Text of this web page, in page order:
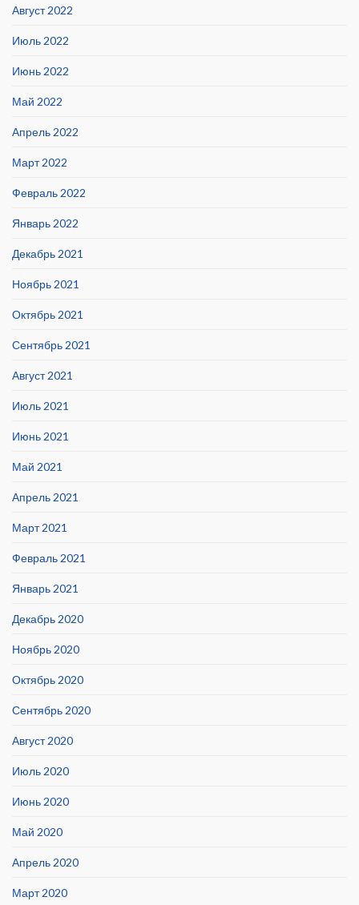
Август 2022
Июль 2022
Июнь 2022
Май 2022
Апрель 2022
Март 2022
Февраль 2022
Январь 2022
Декабрь 2021
Ноябрь 2021
Октябрь 2021
Сентябрь 2021
Август 2021
Июль 2021
Июнь 2021
Май 2021
Апрель 2021
Март 2021
Февраль 2021
Январь 2021
Декабрь 2020
Ноябрь 2020
Октябрь 2020
Сентябрь 2020
Август 2020
Июль 2020
Июнь 2020
Май 2020
Апрель 2020
Март 2020